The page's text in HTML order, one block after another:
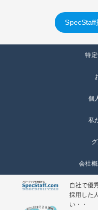
SpecStaff
特
個
私
会社概
自社で優
採用した
い・・